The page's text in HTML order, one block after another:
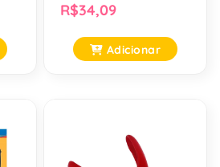
R$34,09
Adicionar